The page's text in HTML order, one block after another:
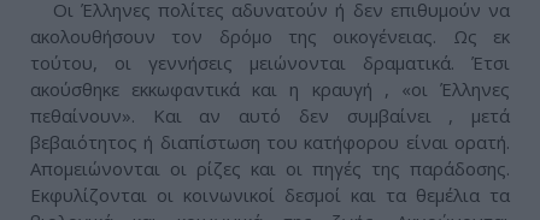
Οι Έλληνες πολίτες αδυνατούν ή δεν επιθυμούν να
ακολουθήσουν τον δρόμο της οικογένειας. Ως εκ
τούτου, οι γεννήσεις μειώνονται δραματικά. Έτσι
ακούσθηκε εκκωφαντικά και η κραυγή , «οι Έλληνες
πεθαίνουν». Και αν αυτό δεν συμβαίνει , μετά
βεβαιότητος ή διαπίστωση του κατήφορου είναι ορατή.
Απομειώνονται οι ρίζες και οι πηγές της παράδοσης.
Εκφυλίζονται οι κοινωνικοί δεσμοί και τα θεμέλια τα